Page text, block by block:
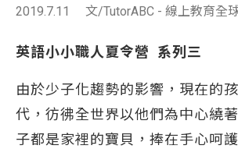
2019.7.11 文/TutorABC - 線上教育全
英語小小職人夏令營 系列三
由於少子化趨勢的影響，現在的
代，彷彿全世界以他們為中心繞
子都是家裡的寶貝，捧在手心呵